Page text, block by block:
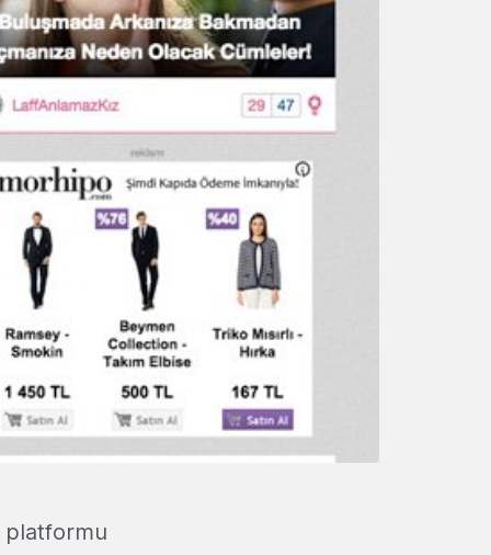
platformu